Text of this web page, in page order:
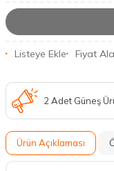
Listeye Ekle Fiyat
2 Adet Güneş
Ürün Açıklaması